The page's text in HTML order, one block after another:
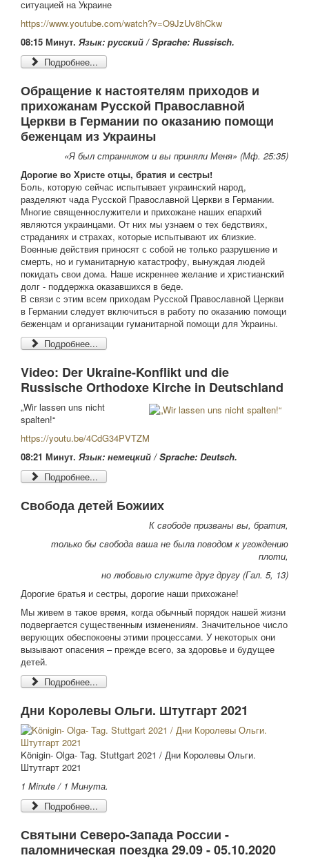
ситуацией на Украине
https://www.youtube.com/watch?v=O9JzUv8hCkw
08:15 Минут. Язык: русский /Sprache: Russisch.
Подробнее...
Обращение к настоятелям приходов и
прихожанам Русской Православной
Церкви в Германии по оказанию помощи
беженцам из Украины
«Я был странником и вы приняли Меня» (Мф. 25:35)
Дорогие во Христе отцы, братия и сестры!
Боль, которую сейчас испытывает украинский народ,
разделяют чада Русской Православной Церкви в Германии.
Многие священнослужители и прихожане наших епархий
являются украинцами. От них мы узнаем о тех бедствиях,
страданиях и страхах, которые испытывают их близкие.
Военные действия приносят с собой не только разрушение и
смерть, но и гуманитарную катастрофу, вынуждая людей
покидать свои дома. Наше искреннее желание и христианский
долг - поддержка оказавшихся в беде.
В связи с этим всем приходам Русской Православной Церкви
в Германии следует включиться в работу по оказанию помощи
беженцам и организации гуманитарной помощи для Украины.
Подробнее...
Video: Der Ukraine-Konflikt und die
Russische Orthodoxe Kirche in Deutschland
„Wir lassen uns nicht
spalten!“
https://youtu.be/4CdG34PVTZM
08:21 Минут. Язык: немецкий/ Sprache: Deutsch.
Подробнее...
Свобода детей Божиих
К свободе призваны вы, братия,
только бы свобода ваша не была поводом к угождению
плоти,
но любовью служите друг другу (Гал. 5, 13)
Дорогие братья и сестры, дорогие наши прихожане!
Мы живем в такое время, когда обычный порядок нашей жизни
подвергается существенным изменениям. Значительное число
верующих обеспокоены этими процессами. У некоторых они
вызывают опасения – прежде всего, за здоровье и будущее
детей.
Подробнее...
Дни Королевы Ольги. Штутгарт 2021
Königin- Olga- Tag. Stuttgart 2021 / Дни Королевы Ольги.
Штутгарт 2021
1 Minute / 1 Минута.
Подробнее...
Святыни Северо-Запада России -
паломническая поездка 29.09 - 05.10.2020